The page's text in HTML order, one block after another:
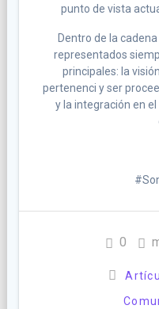
punto de vista
Dentro de la
representados
principales: la
pertenenci y ser
y la integración en
0